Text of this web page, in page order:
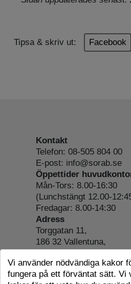
Tipsa & skriv ut: Facebook
Kontakt
Telefon: 08-505 804 00
E-post: info@sorab.se
Öppettider
Mån-Tors: 8.00-16:30
(Lunchstängt 12.00-
Fredagar: 8.00-14:30
Adress
Torggatan 11,
186 32 Vallentuna,
Org.nr: 556197-4022
Om webbplatsen
Vi använder nödvändiga kakor
fungera på ett förväntat sätt. Vi